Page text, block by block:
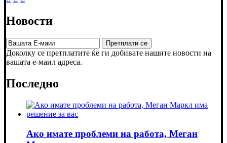
Новости
Доколку се претплатите ќе ги добивате нашите новости на
вашата е-маил адреса.
Последно
Ако имате проблеми на работа, Меган